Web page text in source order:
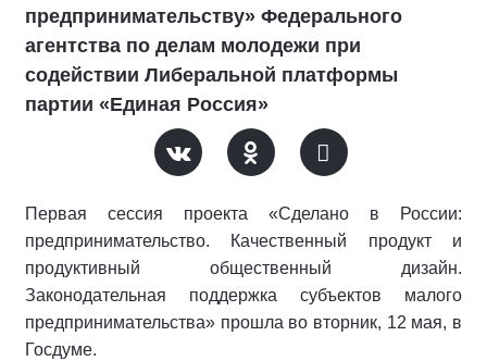
предпринимательству» Федерального
агентства по делам молодежи при
содействии Либеральной платформы
партии «Единая Россия»
Первая сессия проекта «Сделано в России:
предпринимательство. Качественный продукт и
продуктивный общественный дизайн.
Законодательная поддержка субъектов малого
предпринимательства» прошла во вторник, 12 мая, в
Госдуме.